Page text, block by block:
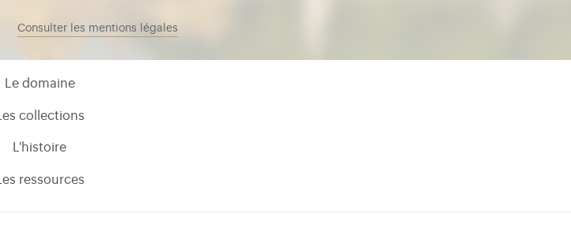
Consulter les mentions légales
Le domaine
Les collections
L'histoire
Les ressources